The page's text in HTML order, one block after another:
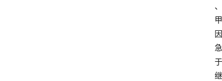
、
甲
因
急
于
继